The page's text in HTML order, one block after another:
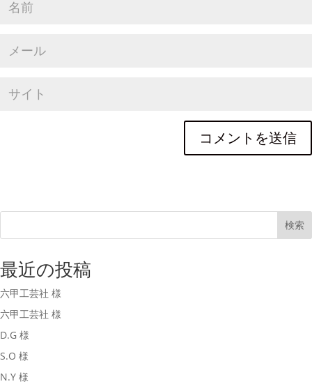
検索
最近の投稿
六甲工芸社 様
六甲工芸社 様
D.G 様
S.O 様
N.Y 様